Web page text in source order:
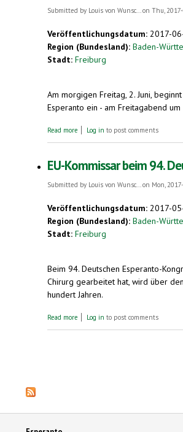
Submitted by Louis von Wunsc... on Thu,
Veröffentlichungsdatum: 2017-
Region (Bundesland): Baden-
Stadt: Freiburg
Am morgigen Freitag, 2. Juni,
Esperanto ein - am Freitagabend
Read more about 94. Deutscher Esperanto-
Log in to post comments
EU-Kommissar beim 94.
Submitted by Louis von Wunsc... on Mon,
Veröffentlichungsdatum: 2017-
Region (Bundesland): Baden-
Stadt: Freiburg
Beim 94. Deutschen Esperanto-
Chirurg gearbeitet hat, wird über
hundert Jahren.
Read more about EU-Kommissar beim 94.
Log in to post comments